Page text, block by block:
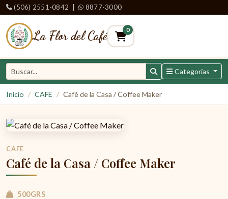
(506) 2551-0842 8877-3000
La Flor del Café 0
Categorías
Inicio CAFE Café de la Casa / Coffee Maker
CAFE
Café de la Casa / Coffee Maker
500GRS